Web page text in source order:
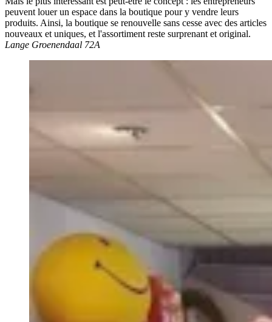
peuvent louer un espace dans la boutique pour y vendre leurs
produits. Ainsi, la boutique se renouvelle sans cesse avec des articles
nouveaux et uniques, et l'assortiment reste surprenant et original.
Lange Groenendaal 72A